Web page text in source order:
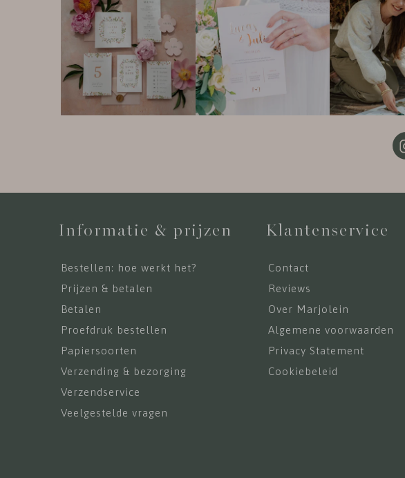
Informatie & prijzen
Bestellen: hoe werkt het?
Prijzen & betalen
Betalen
Proefdruk bestellen
Papiersoorten
Verzending & bezorging
Verzendservice
Veelgestelde vragen
Klantenservice
Contact
Reviews
Over Marjolein
Algemene voorwaarden
Privacy Statement
Cookiebeleid